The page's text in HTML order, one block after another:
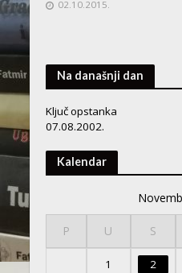
02.10.2015.
Na današnji dan
Ključ opstanka
07.08.2002.
Kalendar
P U S
1 2